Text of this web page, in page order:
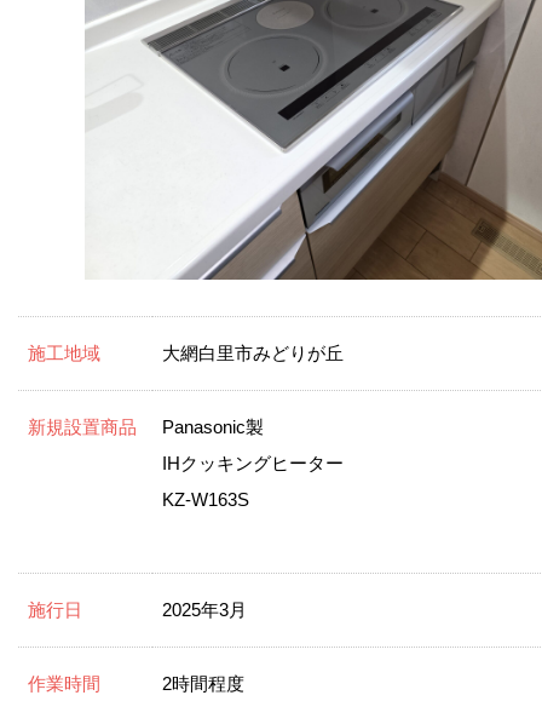
施工地域 大網白里市みどりが丘
新規設置商品
Panasonic製
IHクッキングヒーター
KZ-W163S
施行日 2025年3月
作業時間 2時間程度